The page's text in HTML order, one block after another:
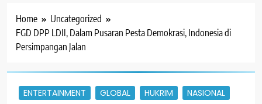
Home
Uncategorized
FGD DPP LDII, Dalam Pusaran Pesta Demokrasi, Indonesia di
Persimpangan Jalan
ENTERTAINMENT GLOBAL HUKRIM
NASIONAL